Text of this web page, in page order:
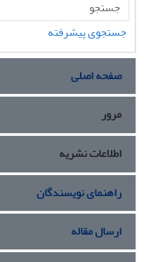
جستجوی پیشرفته
صفحه اصلی
مرور
اطلاعات نشریه
راهنمای نویسندگان
ارسال مقاله